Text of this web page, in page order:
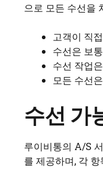
으로 모든 수선을
고객이 직
수선은 보
수선 작업
모든 수선
수선 가
루이비통의 A/S
를 제공하며, 각